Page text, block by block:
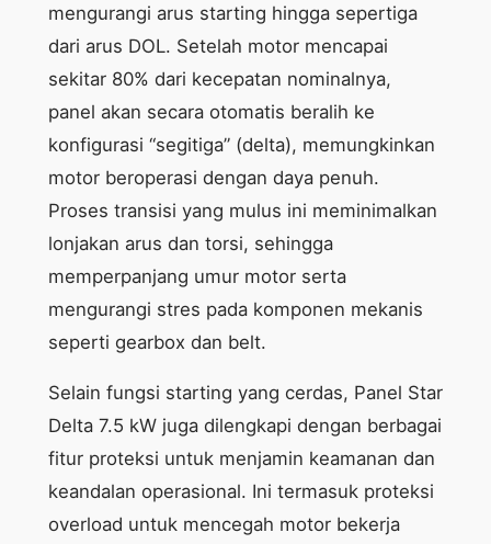
mengurangi arus starting hingga sepertiga
dari arus DOL. Setelah motor mencapai
sekitar 80% dari kecepatan nominalnya,
panel akan secara otomatis beralih ke
konfigurasi “segitiga” (delta), memungkinkan
motor beroperasi dengan daya penuh.
Proses transisi yang mulus ini meminimalkan
lonjakan arus dan torsi, sehingga
memperpanjang umur motor serta
mengurangi stres pada komponen mekanis
seperti gearbox dan belt.
Selain fungsi starting yang cerdas, Panel Star
Delta 7.5 kW juga dilengkapi dengan berbagai
fitur proteksi untuk menjamin keamanan dan
keandalan operasional. Ini termasuk proteksi
overload untuk mencegah motor bekerja